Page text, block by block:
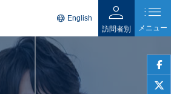
language English person
訪問者別
list
メニュー